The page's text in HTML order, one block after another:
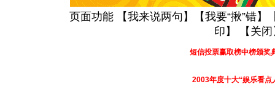
页面功能 【我来说两句 】【我要“揪”错】
印 】 【 关闭
短信投票赢取榜中榜颁奖
2003年度十大“娱乐看点